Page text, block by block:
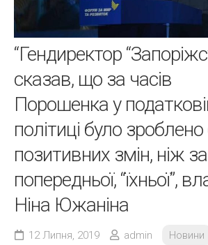
“Гендиректор
сказав, що за часів
Порошенка у
політиці було
позитивних змін, ніж за
попередньої, “їхньої”,
Ніна Южаніна
12 Липня, 2019 admin
Новини